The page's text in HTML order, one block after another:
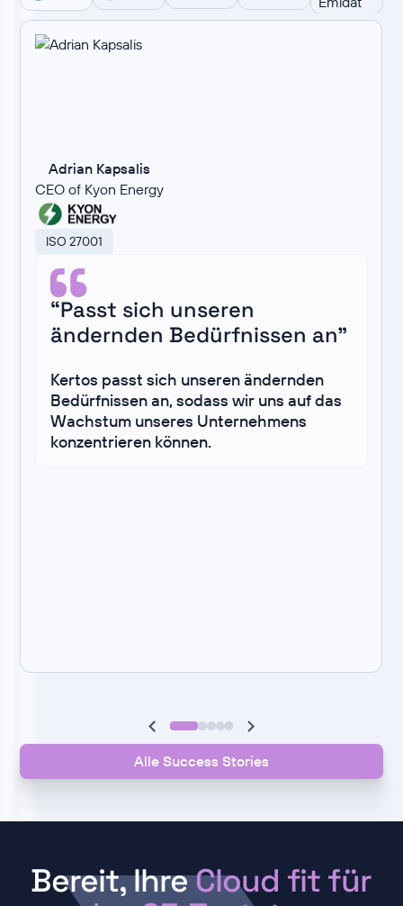
Adrian Kapsalis
CEO of Kyon Energy
ISO 27001
“Passt sich unseren
ändernden Bedürfnissen an”
Kertos passt sich unseren ändernden
Bedürfnissen an, sodass wir uns auf das
Wachstum unseres Unternehmens
konzentrieren können.
Alle Success Stories
Bereit, IhreCloud fit für